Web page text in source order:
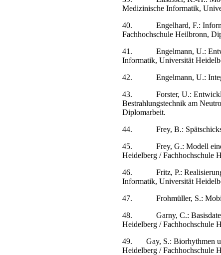
Medizinische Informatik,
40.
Engelhard, F.:
Fachhochschule Heilbronn,
41.
Engelmann, U.:
Informatik, Universität
42.
Engelmann, U.:
43.
Forster, U.:
Bestrahlungstechnik am
Diplomarbeit.
44.
Frey, B.:
45.
Frey, G.: Modell
Heidelberg / Fachhochschule
46.
Fritz, P.:
Informatik, Universität
47.
Frohmüller, S.:
48.
Garny, C.:
Heidelberg / Fachhochschule
49.
Gay, S.: Biorhythmen
Heidelberg / Fachhochschule